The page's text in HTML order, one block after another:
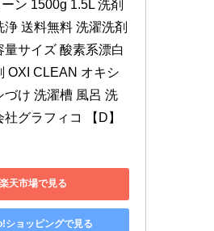
ン 1500g 1.5L 洗剤
浄 送料無料 洗濯洗剤
量サイズ 酸素系漂白
OXI CLEAN オキシ
づけ 洗濯槽 風呂 洗
グラフィコ 【D】
楽天市場で見る
ショッピングで見る